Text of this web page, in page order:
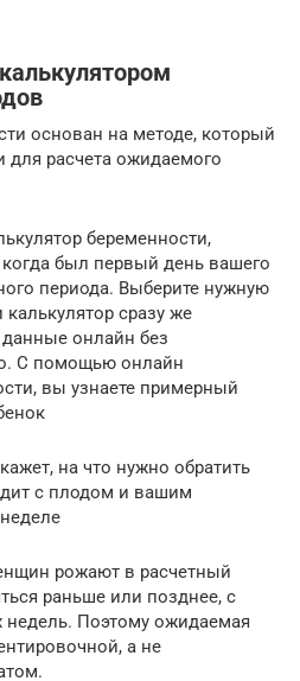
основан на методе, который
для расчета ожидаемого
беременности,
был первый день вашего
периода. Выберите нужную
сразу же
онлайн без
С помощью онлайн
вы узнаете примерный
на что нужно обратить
с плодом и вашим
рожают в расчетный
раньше или позднее, с
недель. Поэтому ожидаемая
а не